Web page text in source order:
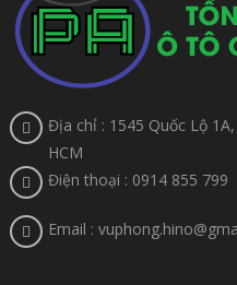
Địa chỉ : 1545 Quốc Lộ
HCM
Điện thoại : 0914 855 799
Email :